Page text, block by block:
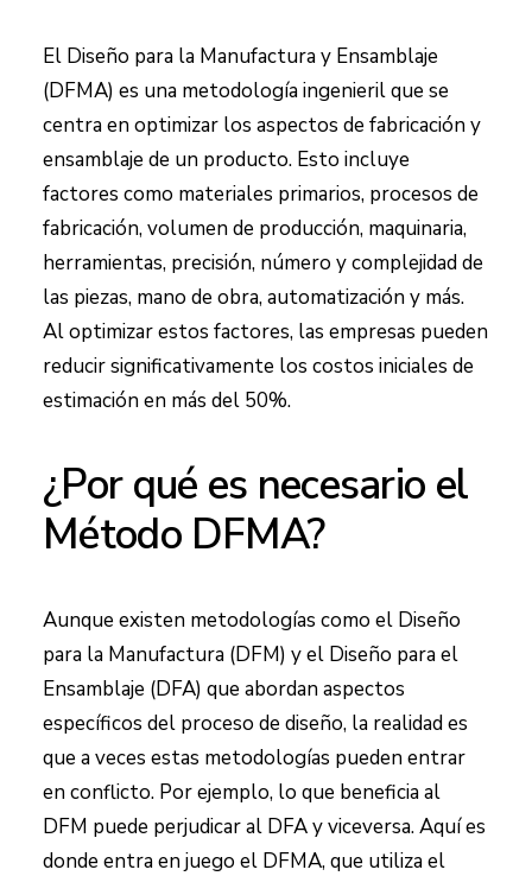
El Diseño para la Manufactura y Ensamblaje
(DFMA) es una metodología ingenieril que se
centra en optimizar los aspectos de fabricación y
ensamblaje de un producto. Esto incluye
factores como materiales primarios, procesos de
fabricación, volumen de producción, maquinaria,
herramientas, precisión, número y complejidad de
las piezas, mano de obra, automatización y más.
Al optimizar estos factores, las empresas pueden
reducir significativamente los costos iniciales de
estimación en más del 50%.
¿Por qué es necesario el
Método DFMA?
Aunque existen metodologías como el Diseño
para la Manufactura (DFM) y el Diseño para el
Ensamblaje (DFA) que abordan aspectos
específicos del proceso de diseño, la realidad es
que a veces estas metodologías pueden entrar
en conflicto. Por ejemplo, lo que beneficia al
DFM puede perjudicar al DFA y viceversa. Aquí es
donde entra en juego el DFMA, que utiliza el